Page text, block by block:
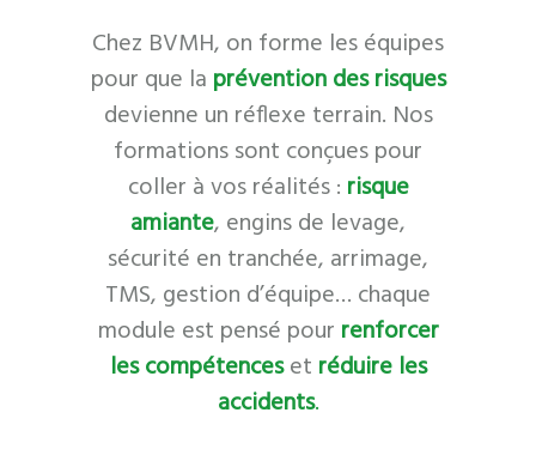
Chez BVMH, on forme les équipes
pour que la prévention des risques
devienne un réflexe terrain. Nos
formations sont conçues pour
coller à vos réalités : risque
amiante, engins de levage,
sécurité en tranchée, arrimage,
TMS, gestion d’équipe… chaque
module est pensé pour renforcer
les compétenceset réduire les
accidents.